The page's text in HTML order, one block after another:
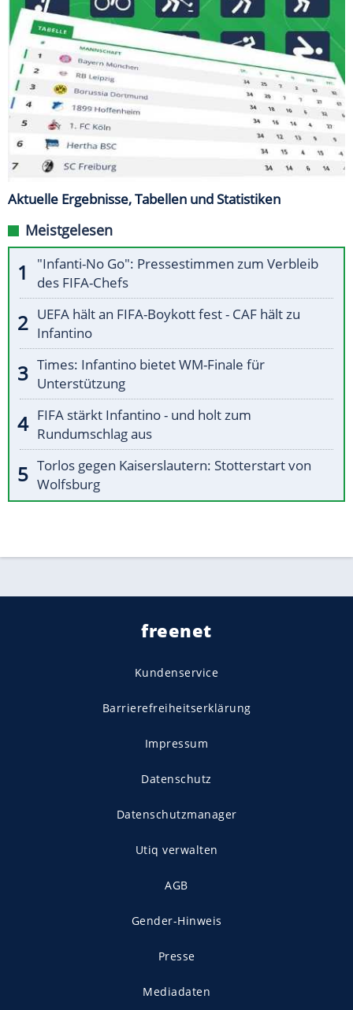
Aktuelle Ergebnisse, Tabellen und Statistiken
Meistgelesen
"Infanti-No Go": Pressestimmen zum Verbleib
des FIFA-Chefs
UEFA hält an FIFA-Boykott fest - CAF hält zu
Infantino
Times: Infantino bietet WM-Finale für
Unterstützung
FIFA stärkt Infantino - und holt zum
Rundumschlag aus
Torlos gegen Kaiserslautern: Stotterstart von
Wolfsburg
freenet
Kundenservice
Barrierefreiheitserklärung
Impressum
Datenschutz
Datenschutzmanager
Utiq verwalten
AGB
Gender-Hinweis
Presse
Mediadaten